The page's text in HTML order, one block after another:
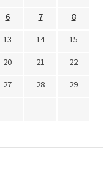
6 7
8
13 14
15
20 21
22
27 28
29